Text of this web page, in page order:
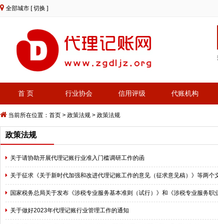
全部城市 [ 切换 ]
首 页 行业协会 信用评级 代账机构
当前所在位置： 首页 > 政策法规 > 政策法规
政策法规
关于请协助开展代理记账行业准入门槛调研工作的函
关于征求《关于新时代加强和改进代理记账工作的意见（征求意见稿）》等两个
国家税务总局关于发布《涉税专业服务基本准则（试行）》和《涉税专业服务职
关于做好2023年代理记账行业管理工作的通知